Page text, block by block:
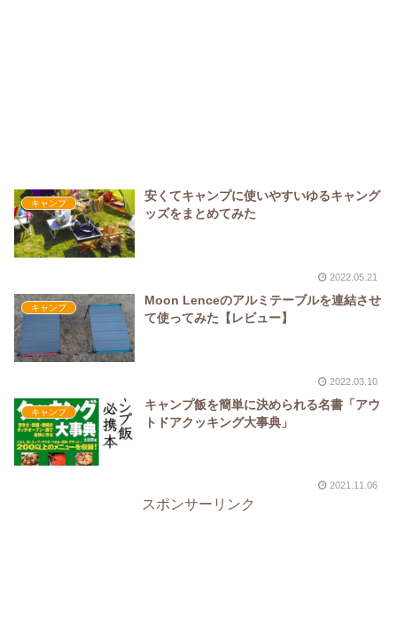
キャンプ
安くてキャンプに使いやすいゆるキャング
ッズをまとめてみた
2022.05.21
キャンプ
Moon Lenceのアルミテーブルを連結させ
て使ってみた【レビュー】
2022.03.10
キャンプ
キャンプ飯を簡単に決められる名書「アウ
トドアクッキング大事典」
2021.11.06
スポンサーリンク